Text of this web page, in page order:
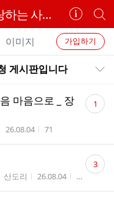
소리꾼 장사익을 사랑하는 사람들
카
페
정
보
개
별
카
페
검
가입하기
이미지
게시판입니다
마음으로 _ 장
작성시간
26.08.04 조회수
71
댓
글 1
작성자
산도리 작성시간
26.08.04 조회수
66
댓
글
수
3